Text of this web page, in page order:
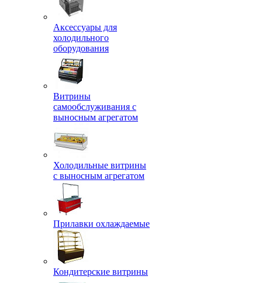
Аксессуары для
холодильного
оборудования
Витрины
самообслуживания с
выносным агрегатом
Холодильные витрины
с выносным агрегатом
Прилавки охлаждаемые
Кондитерские витрины